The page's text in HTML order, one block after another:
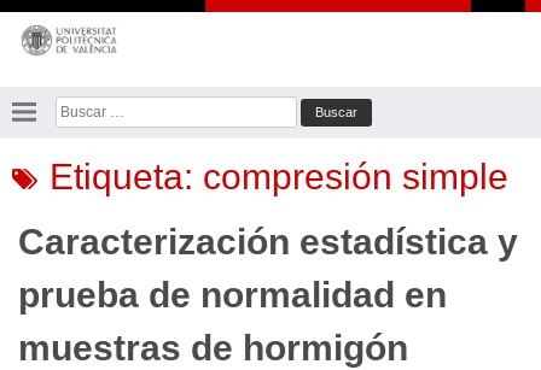
Saltar
contenido
Buscar:
Etiqueta: compresión simple
Caracterización estadística y
prueba de normalidad en
muestras de hormigón